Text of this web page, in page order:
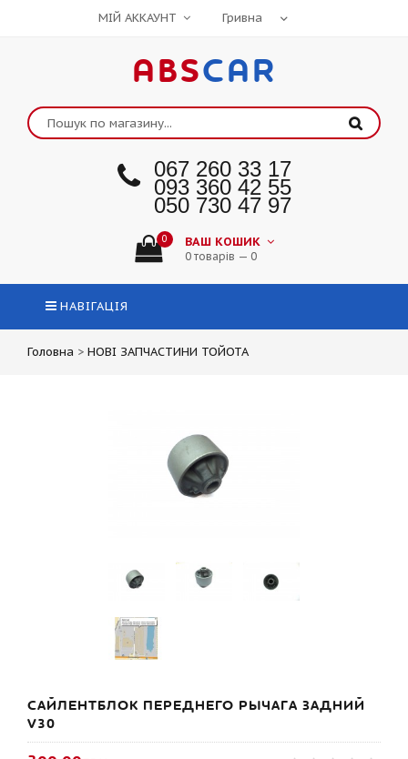
МІЙ АККАУНТ
ABSCAR
067 260 33 17
093 360 42 55
050 730 47 97
0 ВАШ КОШИК
0 товарів — 0
НАВІГАЦІЯ
Головна > НОВІ ЗАПЧАСТИНИ ТОЙОТА
САЙЛЕНТБЛОК ПЕРЕДНЕГО РЫЧАГА ЗАДНИЙ
V30